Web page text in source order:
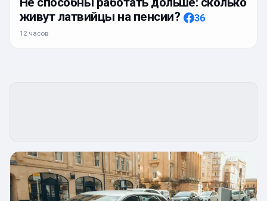
живут латвийцы на пенсии?
36
12 часов